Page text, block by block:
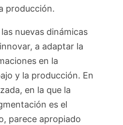
producción.
nuevas dinámicas
a adaptar la
en la
y la producción. En
en la que la
es el
parece apropiado